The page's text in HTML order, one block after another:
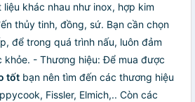
khác nhau như inox, hợp kim
thủy tinh, đồng, sứ. Bạn cần chọn
để trong quá trình nấu, luôn đảm
khỏe. - Thương hiệu: Để mua được
tốt bạn nên tìm đến các thương hiệu
Fissler, Elmich,.. Còn các